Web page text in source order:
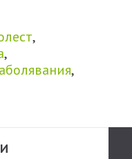
,
,
,